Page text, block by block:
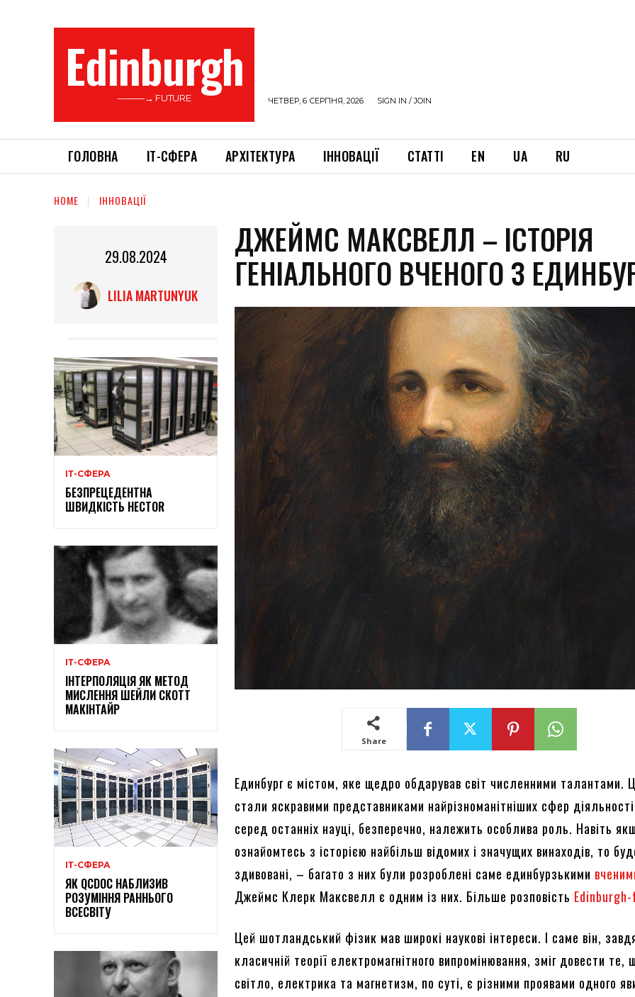
Edinburgh
———→ FUTURE ЧЕТВЕР, 6 СЕРПНЯ, 2026 SIGN IN / JOIN
ГОЛОВНА ІТ-СФЕРА АРХІТЕКТУРА ІННОВАЦІЇ СТАТТІ EN UA RU
HOME ІННОВАЦІЇ
29.08.2024
LILIA MARTUNYUK
ІТ-СФЕРА
БЕЗПРЕЦЕДЕНТНА
ШВИДКІСТЬ HECTOR
ІТ-СФЕРА
ІНТЕРПОЛЯЦІЯ ЯК МЕТОД
МИСЛЕННЯ ШЕЙЛИ СКОТТ
МАКІНТАЙР
ІТ-СФЕРА
ЯК QCDOC НАБЛИЗИВ
РОЗУМІННЯ РАННЬОГО
ВСЕСВІТУ
ДЖЕЙМС МАКСВЕЛЛ – ІСТОРІЯ
ГЕНІАЛЬНОГО ВЧЕНОГО З
Share
Единбург є містом, яке щедро обдарував світ численними талантами.
стали яскравими представниками найрізноманітніших сфер
серед останніх науці, безперечно, належить особлива роль. Навіть
ознайомтесь з історією найбільш відомих і значущих винаходів, то
здивовані, – багато з них були розроблені саме единбурзькими
Джеймс Клерк Максвелл є одним із них. Більше розповість
Цей шотландський фізик мав широкі наукові інтереси. І саме він,
класичній теорії електромагнітного випромінювання, зміг довести те,
світло, електрика та магнетизм, по суті, є різними проявами одного